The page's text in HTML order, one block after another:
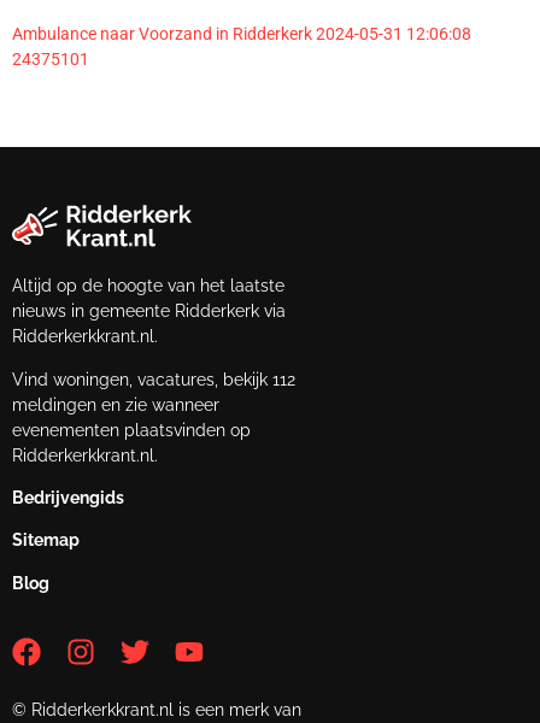
Ambulance naar Voorzand in Ridderkerk 2024-05-31 12:06:08
24375101
Altijd op de hoogte van het laatste
nieuws in gemeente Ridderkerk via
Ridderkerkkrant.nl.
Vind woningen, vacatures, bekijk 112
meldingen en zie wanneer
evenementen plaatsvinden op
Ridderkerkkrant.nl.
Bedrijvengids
Sitemap
Blog
© Ridderkerkkrant.nl is een merk van